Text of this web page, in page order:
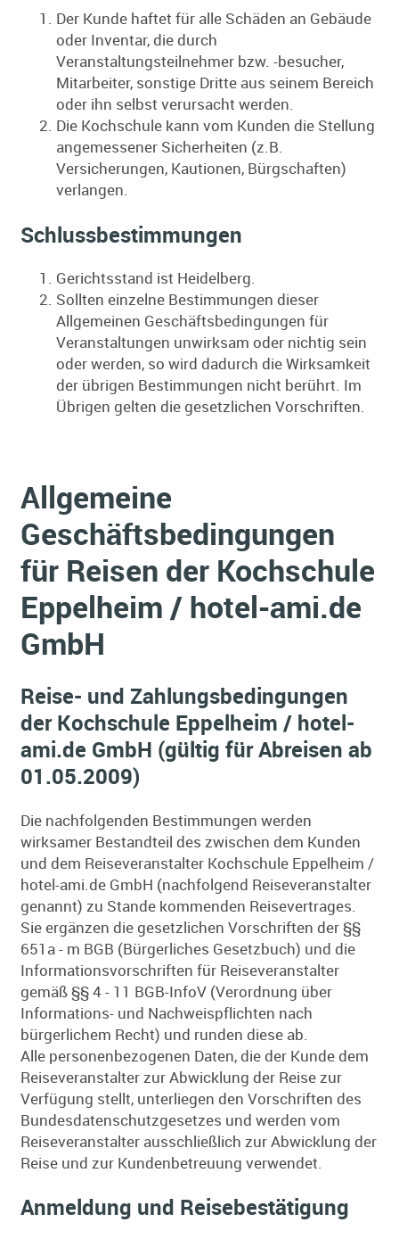
Der Kunde haftet für alle Schäden an Gebäude
oder Inventar, die durch
Veranstaltungsteilnehmer bzw. -besucher,
Mitarbeiter, sonstige Dritte aus seinem Bereich
oder ihn selbst verursacht werden.
Die Kochschule kann vom Kunden die Stellung
angemessener Sicherheiten (z.B.
Versicherungen, Kautionen, Bürgschaften)
verlangen.
Schlussbestimmungen
Gerichtsstand ist Heidelberg.
Sollten einzelne Bestimmungen dieser
Allgemeinen Geschäftsbedingungen für
Veranstaltungen unwirksam oder nichtig sein
oder werden, so wird dadurch die Wirksamkeit
der übrigen Bestimmungen nicht berührt. Im
Übrigen gelten die gesetzlichen Vorschriften.
Allgemeine
Geschäftsbedingungen
für Reisen der Kochschule
Eppelheim / hotel-ami.de
GmbH
Reise- und Zahlungsbedingungen
der Kochschule Eppelheim / hotel-
ami.de GmbH (gültig für Abreisen ab
01.05.2009)
Die nachfolgenden Bestimmungen werden
wirksamer Bestandteil des zwischen dem Kunden
und dem Reiseveranstalter Kochschule Eppelheim /
hotel-ami.de GmbH (nachfolgend Reiseveranstalter
genannt) zu Stande kommenden Reisevertrages.
Sie ergänzen die gesetzlichen Vorschriften der §§
651a - m BGB (Bürgerliches Gesetzbuch) und die
Informationsvorschriften für Reiseveranstalter
gemäß §§ 4 - 11 BGB-InfoV (Verordnung über
Informations- und Nachweispflichten nach
bürgerlichem Recht) und runden diese ab.
Alle personenbezogenen Daten, die der Kunde dem
Reiseveranstalter zur Abwicklung der Reise zur
Verfügung stellt, unterliegen den Vorschriften des
Bundesdatenschutzgesetzes und werden vom
Reiseveranstalter ausschließlich zur Abwicklung der
Reise und zur Kundenbetreuung verwendet.
Anmeldung und Reisebestätigung